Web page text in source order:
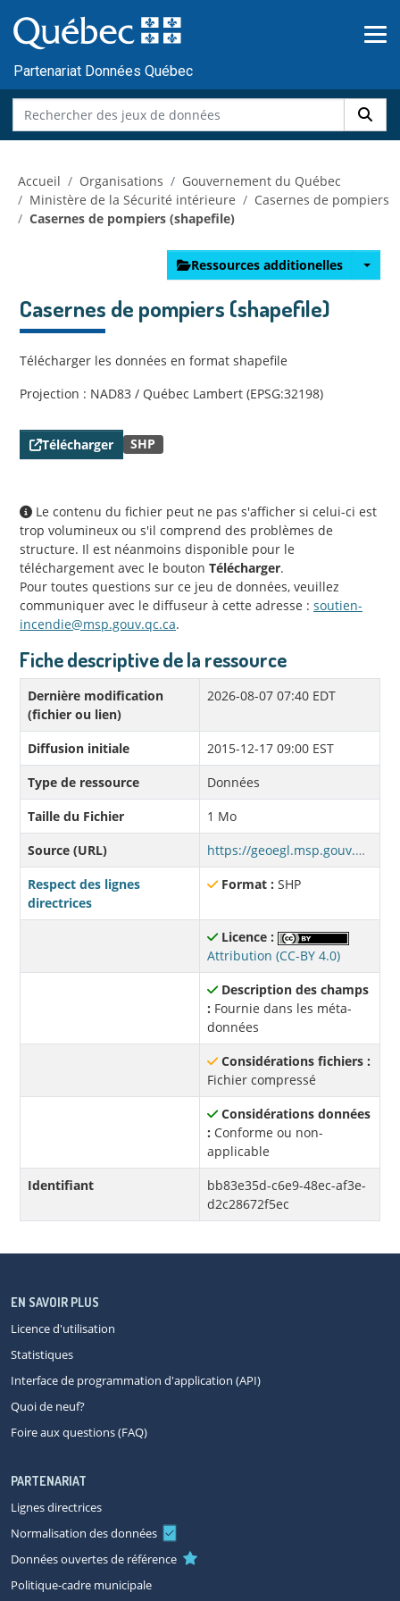
au
contenu
Partenariat Données Québec
Accueil Organisations
Gouvernement du Québec
Ministère de la Sécurité intérieure
Casernes de pompiers
Casernes de pompiers (shapefile)
Ressources additionelles
Casernes de pompiers (shapefile)
Télécharger les données en format shapefile
Projection : NAD83 / Québec Lambert (EPSG:32198)
Télécharger SHP
Le contenu du fichier peut ne pas s'afficher si celui-ci est
trop volumineux ou s'il comprend des problèmes de
structure. Il est néanmoins disponible pour le
téléchargement avec le bouton Télécharger.
Pour toutes questions sur ce jeu de données, veuillez
communiquer avec le diffuseur à cette adresse : soutien-
incendie@msp.gouv.qc.ca.
Fiche descriptive de la ressource
Dernière modification
(fichier ou lien)
2026-08-07 07:40 EDT
Diffusion initiale
2015-12-17 09:00 EST
Type de ressource
Données
Taille du Fichier
1 Mo
Source (URL)
https://geoegl.msp.gouv.qc.ca/apis/wss/incendie.fcgi?service=wfs&version=1.1.0&request=getfeature&typename=MSP_CASERNE_PUBLIC&outputformat=shp
Respect des lignes
directrices
Format : SHP
Licence :
Attribution (CC-BY 4.0)
Description des champs
: Fournie dans les méta-
données
Considérations fichiers :
Fichier compressé
Considérations données
: Conforme ou non-
applicable
Identifiant
bb83e35d-c6e9-48ec-af3e-
d2c28672f5ec
EN SAVOIR PLUS
Licence d'utilisation
Statistiques
Interface de programmation d'application (API)
Quoi de neuf?
Foire aux questions (FAQ)
PARTENARIAT
Lignes directrices
Normalisation des données
Données ouvertes de référence
Politique-cadre municipale